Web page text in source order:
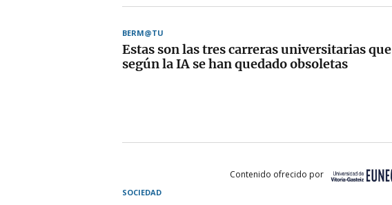
BERM@TU
Estas son las tres carreras universitarias que
según la IA se han quedado obsoletas
Contenido ofrecido por
SOCIEDAD